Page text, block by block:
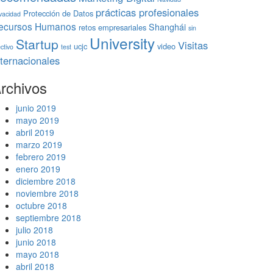
Protección de Datos prácticas profesionales
Humanos retos empresariales Shanghái sin
Startup test ucjc University video Visitas
junio 2019
mayo 2019
abril 2019
marzo 2019
febrero 2019
enero 2019
diciembre 2018
noviembre 2018
octubre 2018
septiembre 2018
julio 2018
junio 2018
mayo 2018
abril 2018